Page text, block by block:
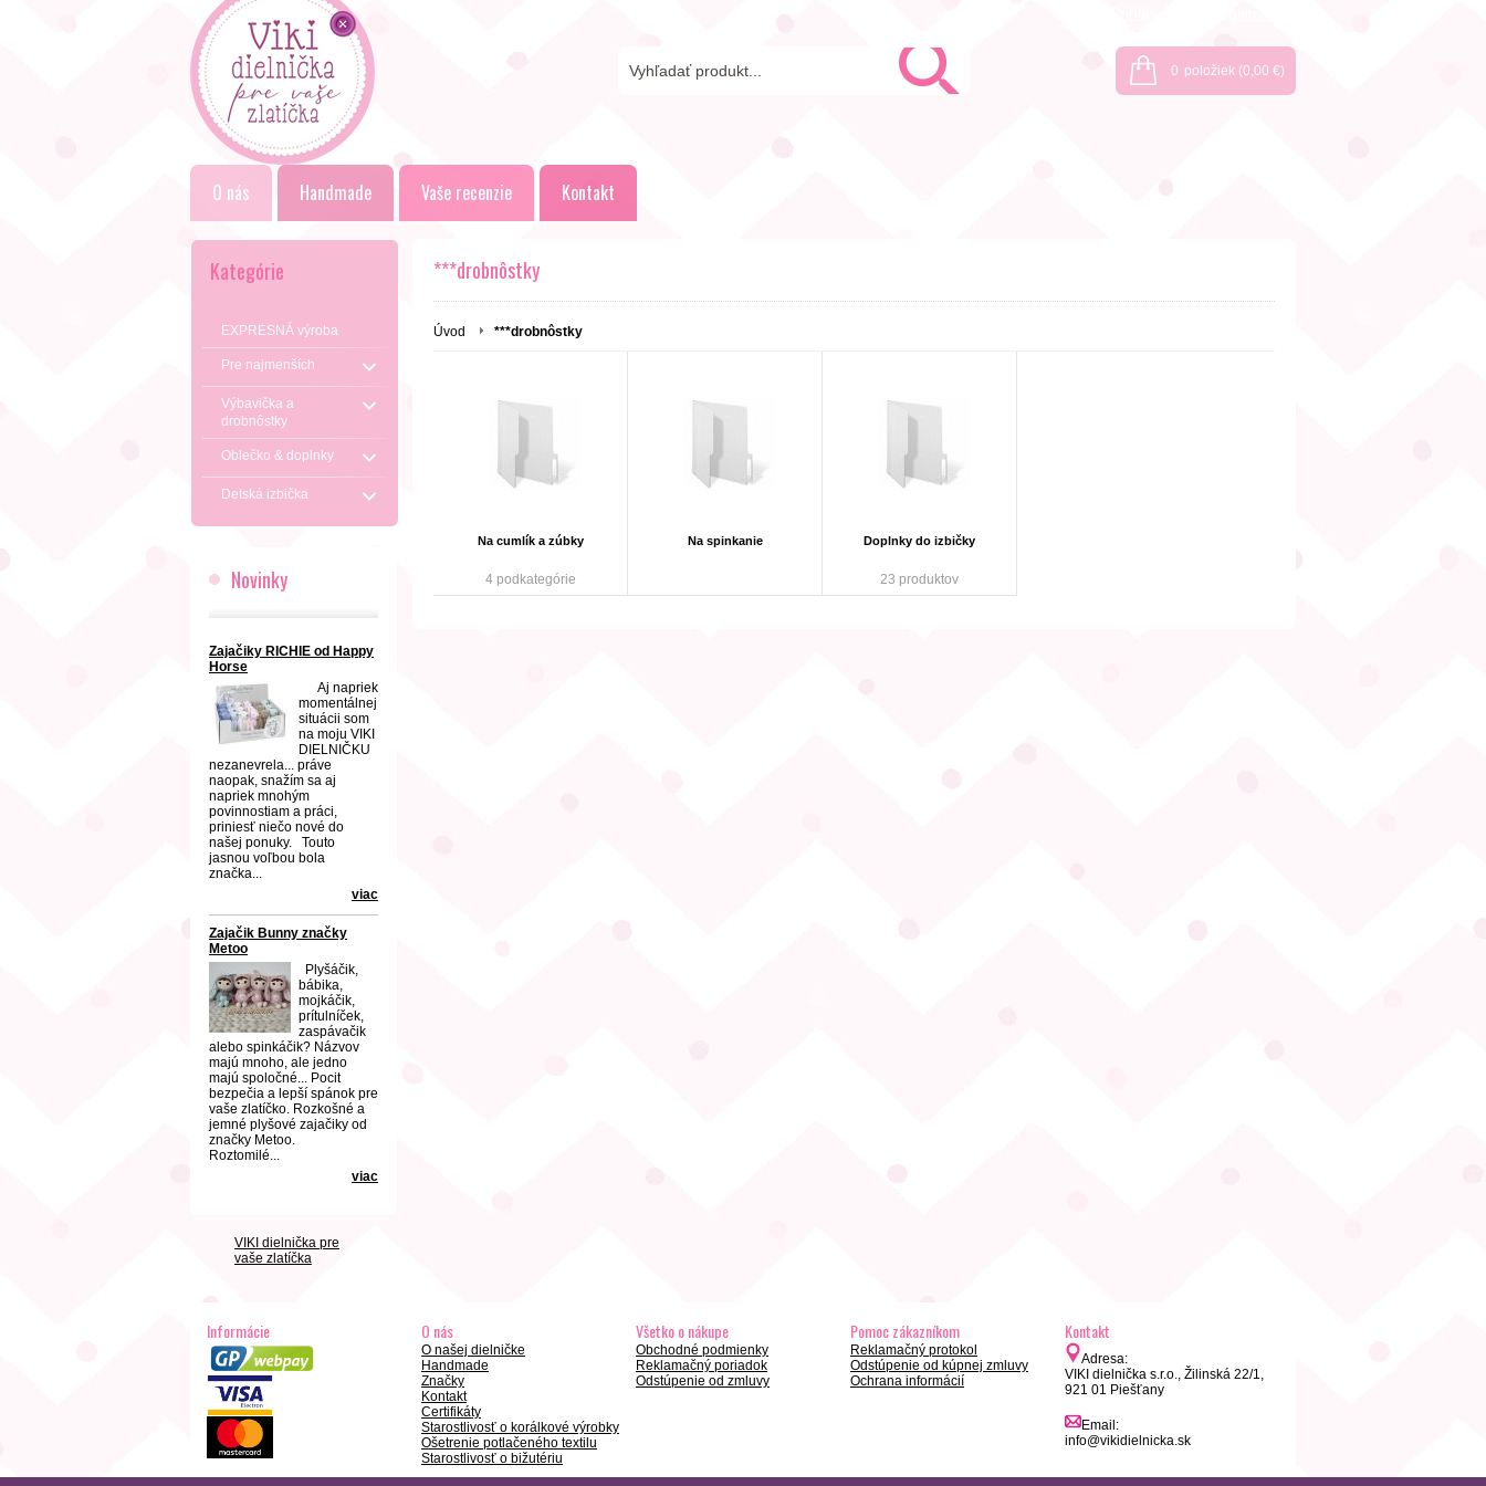
0 položiek (0,00 €)
O nás Handmade Vaše recenzie Kontakt
Kategórie
EXPRESNÁ výroba
Pre najmenších
Výbavička a
drobnôstky
Oblečko & doplnky
Detská izbička
Novinky
Zajačiky RICHIE od Happy
Horse
Aj napriek
momentálnej
situácii som
na moju VIKI
DIELNIČKU
nezanevrela... práve
naopak, snažím sa aj
napriek mnohým
povinnostiam a práci,
priniesť niečo nové do
našej ponuky. Touto
jasnou voľbou bola
značka...
viac
Zajačik Bunny značky
Metoo
Plyšáčik,
bábika,
mojkáčik,
prítulníček,
zaspávačik
alebo spinkáčik? Názvov
majú mnoho, ale jedno
majú spoločné... Pocit
bezpečia a lepší spánok pre
vaše zlatíčko. Rozkošné a
jemné plyšové zajačiky od
značky Metoo.
Roztomilé...
viac
VIKI dielnička pre
vaše zlatíčka
***drobnôstky
Úvod ***drobnôstky
Na cumlík a zúbky
4 podkategórie
Na spinkanie Doplnky do izbičky
23 produktov
Informácie O nás
O našej dielničke
Handmade
Značky
Kontakt
Certifikáty
Starostlivosť o korálkové výrobky
Ošetrenie potlačeného textilu
Starostlivosť o bižutériu
Všetko o nákupe
Obchodné podmienky
Reklamačný poriadok
Odstúpenie od zmluvy
Pomoc zákazníkom
Reklamačný protokol
Odstúpenie od kúpnej zmluvy
Ochrana informácií
Kontakt
Adresa:
VIKI dielnička s.r.o., Žilinská 22/1,
921 01 Piešťany
Email:
info@vikidielnicka.sk